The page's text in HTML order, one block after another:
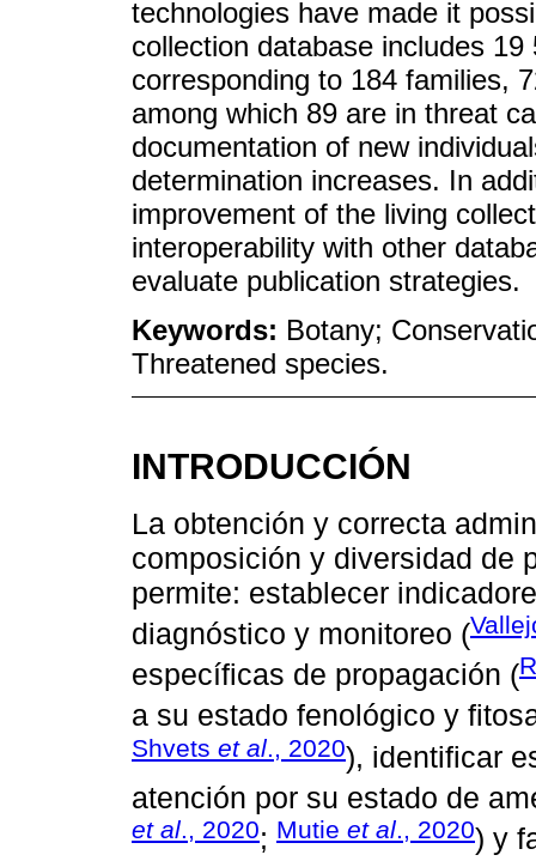
technologies have made it
collection database includes
corresponding to 184 families,
among which 89 are in threat
documentation of new
determination increases. In
improvement of the living
interoperability with other
evaluate publication strategies.
Keywords: Botany;
Threatened species.
INTRODUCCIÓN
La obtención y correcta
composición y diversidad de
permite: establecer
diagnóstico y monitoreo (
específicas de propagación (
a su estado fenológico y
Shvets et al., 2020), identificar
atención por su estado de
et al., 2020; Mutie et al., 2020) y